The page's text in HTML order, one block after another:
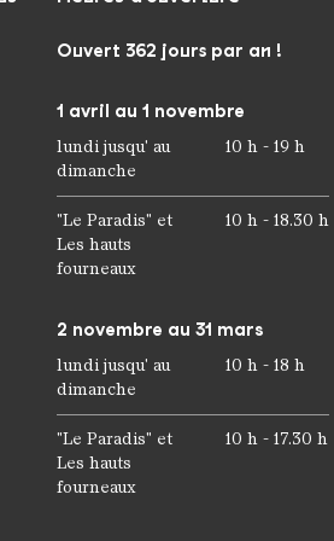
Ouvert 362 jours par an !
1 avril au 1 novembre
lundi jusqu' au
dimanche
10 h - 19 h
"Le Paradis" et
Les hauts
fourneaux
10 h - 18.30 h
2 novembre au 31 mars
lundi jusqu' au
dimanche
10 h - 18 h
"Le Paradis" et
Les hauts
fourneaux
10 h - 17.30 h